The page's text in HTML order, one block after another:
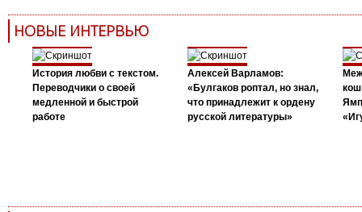
НОВЫЕ ИНТЕРВЬЮ
История любви с текстом.
Переводчики о своей
медленной и быстрой
работе
Алексей Варламов:
«Булгаков роптал, но знал,
что принадлежит к ордену
русской литературы»